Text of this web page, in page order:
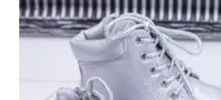
Šiltas Ne
Kulno tipas Lygus
Bendras ilgis 5 - 10 cm
Kulno aukštis 2 cm